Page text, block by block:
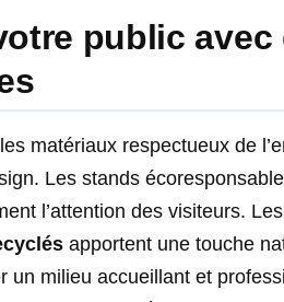
public
matériaux respectueux de
Les stands
l’attention des visiteurs. Les
apportent une touche
un milieu accueillant et